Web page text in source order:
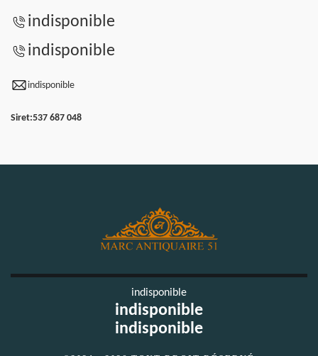
indisponible
indisponible
indisponible
Siret:537 687 048
indisponible
indisponible
indisponible